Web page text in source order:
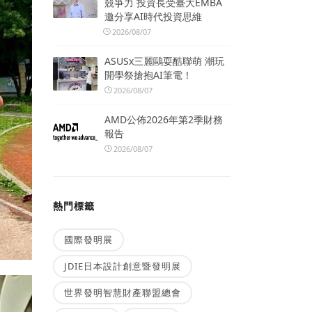
邀分享AI時代投資思維
2026/08/07
ASUSx三麗鷗耍酷聯萌 潮玩
開學祭搶抱AI筆電！
2026/08/07
AMD公佈2026年第2季財務
報告
2026/08/07
熱門標籤
國際發明展
JDIE日本設計創意暨發明展
世界發明智慧財產聯盟總會